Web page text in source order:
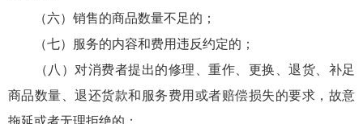
（六）销售的商品数量不足的；
（七）服务的内容和费用违反约定的；
（八）对消费者提出的修理、重作、更换、退货、补足
商品数量、退还货款和服务费用或者赔偿损失的要求，故意
拖延或者无理拒绝的；